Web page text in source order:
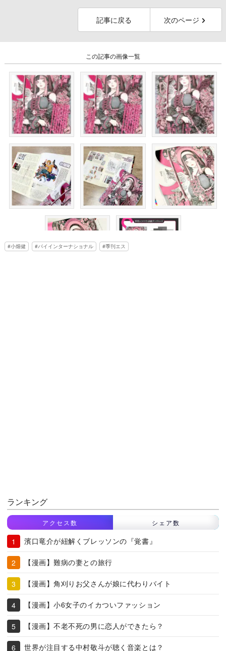
記事に戻る 次のページ
この記事の画像一覧
小畑健 パイインターナショナル 季刊エス
ランキング
アクセス数 シェア数
濱口竜介が紐解くブレッソンの『覚書』
【漫画】難病の妻との旅行
【漫画】角刈りお父さんが娘に代わりバイト
【漫画】小6女子のイカついファッション
【漫画】不老不死の男に恋人ができたら？
世界が注目する中村敬斗が聴く音楽とは？